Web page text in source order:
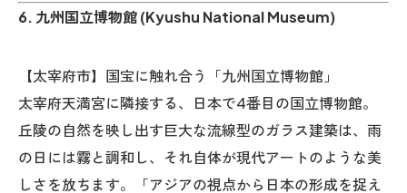
6. 九州国立博物館 (Kyushu National Museum)
【太宰府市】国宝に触れ合う「九州国立博物館」
太宰府天満宮に隣接する、日本で4番目の国立博物館。
丘陵の自然を映し出す巨大な流線型のガラス建築は、雨
の日には霧と調和し、それ自体が現代アートのような美
しさを放ちます。「アジアの視点から日本の形成を捉え